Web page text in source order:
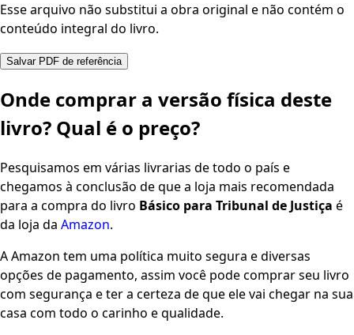
Esse arquivo não substitui a obra original e não contém o
conteúdo integral do livro.
Salvar PDF de referência
Onde comprar a versão física deste
livro? Qual é o preço?
Pesquisamos em várias livrarias de todo o país e
chegamos à conclusão de que a loja mais recomendada
para a compra do livro Básico para Tribunal de Justiça é
da loja da Amazon.
A Amazon tem uma política muito segura e diversas
opções de pagamento, assim você pode comprar seu livro
com segurança e ter a certeza de que ele vai chegar na sua
casa com todo o carinho e qualidade.